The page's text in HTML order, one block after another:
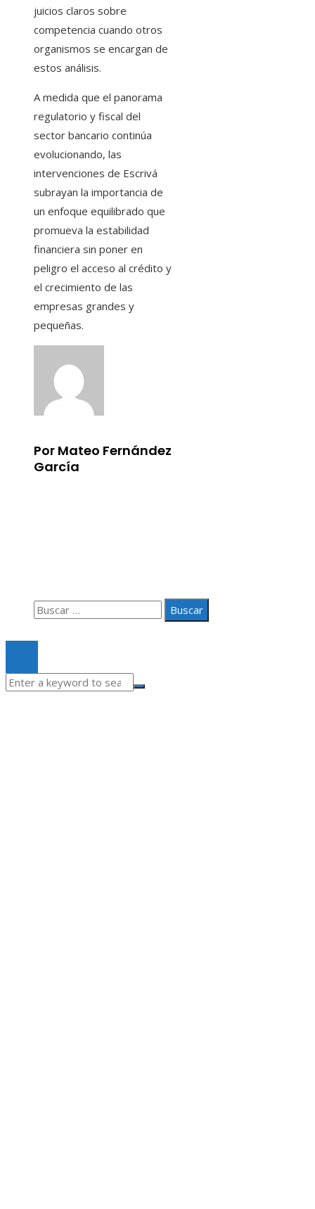
juicios claros sobre
competencia cuando otros
organismos se encargan de
estos análisis.
A medida que el panorama
regulatorio y fiscal del
sector bancario continúa
evolucionando, las
intervenciones de Escrivá
subrayan la importancia de
un enfoque equilibrado que
promueva la estabilidad
financiera sin poner en
peligro el acceso al crédito y
el crecimiento de las
empresas grandes y
pequeñas.
Por Mateo Fernández
García
Buscar: